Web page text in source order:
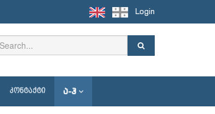
Login
ᲙᲝᲜᲢᲐᲥᲢᲘ Ა-Ჰ